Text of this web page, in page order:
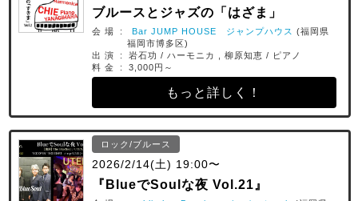
ブルースとジャズの「はざま」
会 場 : Bar JUMP HOUSE ジャンプハウス (福岡県
福岡市博多区)
出 演 : 岩石功 / ハーモニカ , 柳原知恵 / ピアノ
料 金 : 3,000円～
もっと詳しく！
ロック/ブルース
2026/2/14(土) 19:00〜
『BlueでSoulな夜 Vol.21』